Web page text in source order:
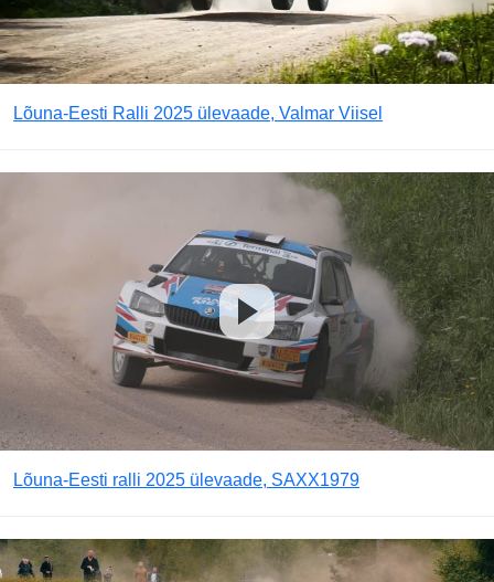
Lõuna-Eesti Ralli 2025 ülevaade, Valmar Viisel
Lõuna-Eesti ralli 2025 ülevaade, SAXX1979